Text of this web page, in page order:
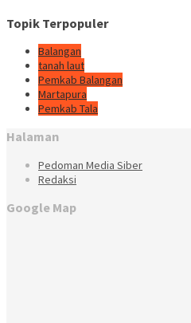
Topik Terpopuler
Balangan
tanah laut
Pemkab Balangan
Martapura
Pemkab Tala
Halaman
Pedoman Media Siber
Redaksi
Google Map